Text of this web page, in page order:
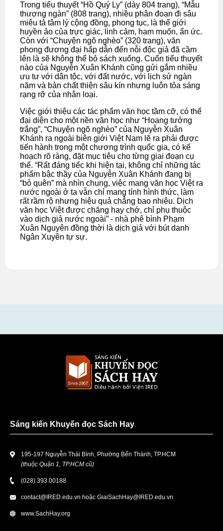
Trong tiểu thuyết “Hồ Quý Ly” (dày 804 trang), “Mẫu
thượng ngàn” (808 trang), nhiều phân đoạn đi sâu
miêu tả tâm lý cộng đồng, phong tục, là thế giới
huyền ảo của trực giác, linh cảm, ham muốn, ẩn ức.
Còn với “Chuyện ngõ nghèo” (320 trang), văn
phong đương đại hấp dẫn đến nỗi độc giả đã cầm
lên là sẽ không thể bỏ sách xuống. Cuốn tiểu thuyết
nào của Nguyễn Xuân Khánh cũng gửi gắm nhiều
ưu tư với dân tộc, với đất nước, với lịch sử ngàn
năm và bản chất thiện sâu kín nhưng luôn tỏa sáng
rạng rỡ của nhân loại.
Việc giới thiệu các tác phẩm văn học tầm cỡ, có thể
đại diện cho một nền văn học như “Hoang tưởng
trắng”, “Chuyện ngõ nghèo” của Nguyễn Xuân
Khánh ra ngoài biên giới Việt Nam lẽ ra phải được
tiến hành trong một chương trình quốc gia, có kế
hoạch rõ ràng, đặt mục tiêu cho từng giai đoạn cụ
thể. “Rất đáng tiếc khi hiện tại, không chỉ những tác
phẩm bậc thầy của Nguyễn Xuân Khánh đang bị
“bỏ quên” mà nhìn chung, việc mang văn học Việt ra
nước ngoài ở ta vẫn chỉ mang tính hình thức, làm
rất rầm rộ nhưng hiệu quả chẳng bao nhiêu. Dịch
văn học Việt được chăng hay chớ, chỉ phụ thuộc
vào dịch giả nước ngoài” - nhà phê bình Phạm
Xuân Nguyên đồng thời là dịch giả với bút danh
Ngân Xuyên tự sự.
Sáng kiến Khuyến đọc Sách Hay
195-197 Nguyễn Thái Bình, Phường Bến Thành, TP.HCM
(thuộc Quận 1, TP.HCM cũ)
(028) 393.00188
contact@IRED.edu.vn hoặc GiaiSachHay@IRED.edu.vn
www.SachHay.org